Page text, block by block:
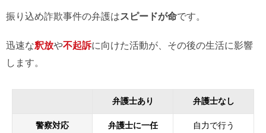
振り込め詐欺事件の弁護はスピードが命です。
迅速な釈放や不起訴に向けた活動が、その後の生活に影響
します。
弁護士あり 弁護士なし
警察対応 弁護士に一任 自力で行う